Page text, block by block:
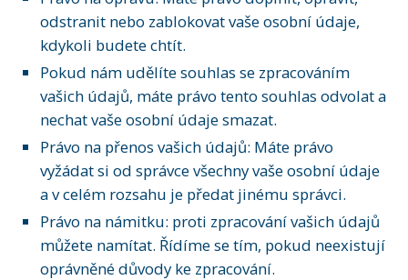
odstranit nebo zablokovat vaše osobní údaje,
kdykoli budete chtít.
Pokud nám udělíte souhlas se zpracováním
vašich údajů, máte právo tento souhlas odvolat a
nechat vaše osobní údaje smazat.
Právo na přenos vašich údajů: Máte právo
vyžádat si od správce všechny vaše osobní údaje
a v celém rozsahu je předat jinému správci.
Právo na námitku: proti zpracování vašich údajů
můžete namítat. Řídíme se tím, pokud neexistují
oprávněné důvody ke zpracování.